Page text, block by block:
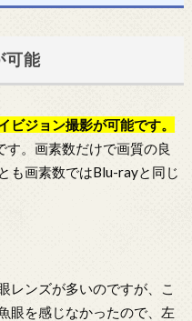
可能
ビジョン撮影が可能です。
。画素数だけで画質の良
も画素数ではBlu-rayと同じ
レンズが多いのですが、こ
眼を感じなかったので、左